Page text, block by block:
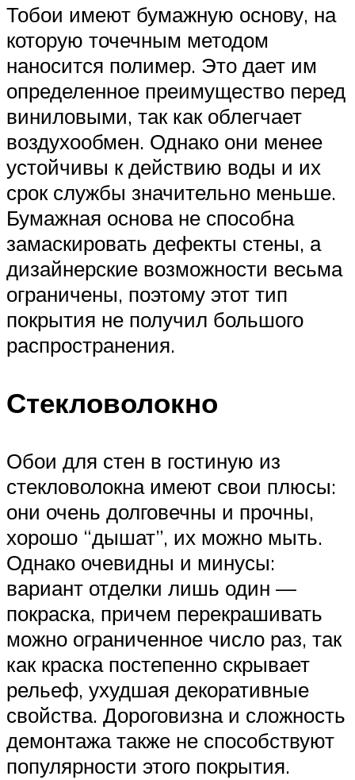
Тобои имеют бумажную основу, на
которую точечным методом
наносится полимер. Это дает им
определенное преимущество перед
виниловыми, так как облегчает
воздухообмен. Однако они менее
устойчивы к действию воды и их
срок службы значительно меньше.
Бумажная основа не способна
замаскировать дефекты стены, а
дизайнерские возможности весьма
ограничены, поэтому этот тип
покрытия не получил большого
распространения.
Стекловолокно
Обои для стен в гостиную из
стекловолокна имеют свои плюсы:
они очень долговечны и прочны,
хорошо “дышат”, их можно мыть.
Однако очевидны и минусы:
вариант отделки лишь один —
покраска, причем перекрашивать
можно ограниченное число раз, так
как краска постепенно скрывает
рельеф, ухудшая декоративные
свойства. Дороговизна и сложность
демонтажа также не способствуют
популярности этого покрытия.